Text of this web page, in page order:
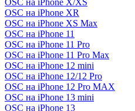
OSC на iPhone X/XS
OSC на iPhone XR
OSC на iPhone XS Max
OSC на iPhone 11
OSC на iPhone 11 Pro
OSC на iPhone 11 Pro Max
OSC на iPhone 12 mini
OSC на iPhone 12/12 Pro
OSC на iPhone 12 Pro MAX
OSC на iPhone 13 mini
OSC на iPhone 13